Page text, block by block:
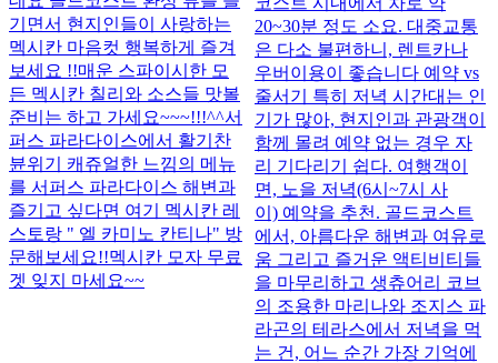
기면서 현지인들이 사랑하는
멕시칸 마음컷 행복하게 즐겨
보세요 !! ​ 매운 스파이시한 모
든 멕시칸 칠리와 소스들 맛볼
준비는 하고 가세요~~~!!!^^ ​ 서
퍼스 파라다이스에서 활기찬
뷴위기 캐쥬얼한 느낌의 메뉴
를 서퍼스 파라다이스 해변과
즐기고 싶다면 여기 멕시칸 레
스토랑 " 엘 카미노 칸티나" 방
문해보세요!! ​ 멕시칸 모자 무료
겟 잊지 마세요~~ ​ ​
20~30분 정도 소요. 대중교통
은 다소 불편하니, 렌트카나
우버이용이 좋습니다 예약 vs
줄서기 특히 저녁 시간대는 인
기가 많아, 현지인과 관광객이
함께 몰려 예약 없는 경우 자
리 기다리기 쉽다. 여행객이
면, 노을 저녁(6시~7시 사
이) 예약을 추천. 골드코스트
에서, 아름다운 해변과 여유로
움 그리고 즐거운 액티비티들
을 마무리하고 생츄어리 코브
의 조용한 마리나와 조지스 파
라곤의 테라스에서 저녁을 먹
는 건, 어느 순간 가장 기억에